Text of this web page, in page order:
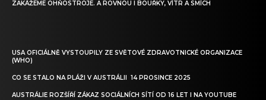
ZAKÁŽEME OHŇOSTROJE. A ROVNOU I BOUŘKY, VÍTR A SMÍCH
USA OFICIÁLNĚ VYSTOUPILY ZE SVĚTOVÉ ZDRAVOTNICKÉ ORGANIZACE
(WHO)
CO SE STALO NA PLÁŽI V AUSTRÁLII 14 PROSINCE 2025
AUSTRÁLIE ROZŠÍŘÍ ZÁKAZ SOCIÁLNÍCH SÍTÍ OD 16 LET I NA YOUTUBE